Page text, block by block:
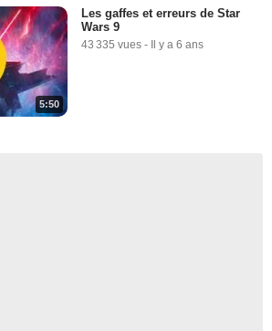
5:50
Les gaffes et erreurs de Star
Wars 9
43 335 vues - Il y a 6 ans